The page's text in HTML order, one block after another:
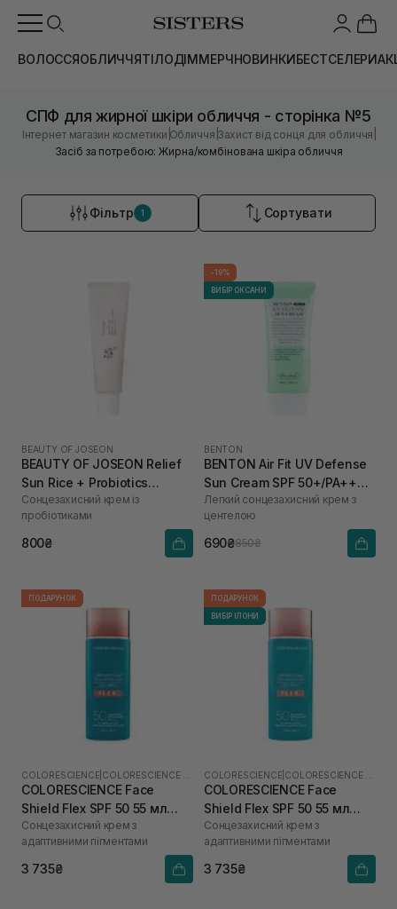
ВОЛОССЯОБЛИЧЧЯТІЛОДІММЕРЧНОВИНКИБЕСТСЕЛЕРИ
СПФ для жирної шкіри обличчя - сторінка №5
Інтернет магазин косметики |Обличчя Захист від сонця для обличчя
Засіб за потребою: Жирна/комбінована шкіра обличчя
Фільтр 1 Сортувати
BEAUTY OF JOSEON
BEAUTY OF JOSEON Relief
Sun Rice + Probiotics
SPF50+ PA++++ 50 мл
Сонцезахисний крем із
пробіотиками
800₴
-19%
ВИБІР ОКСАНИ
BENTON
BENTON Air Fit UV Defense
Sun Cream SPF 50+/PA++++
50 мл
Легкий сонцезахисний крем з
центелою
690₴850₴
ПОДАРУНОК
COLORESCIENCE
COLORESCIENCE Face
Shield Flex SPF 50 55 мл
(Medium)
Сонцезахисний крем з
адаптивними пігментами
3 735₴
ПОДАРУНОК
ВИБІР ІЛОНИ
COLORESCIENCE
COLORESCIENCE Face
Shield Flex SPF 50 55 мл
(Fair)
Сонцезахисний крем з
адаптивними пігментами
3 735₴